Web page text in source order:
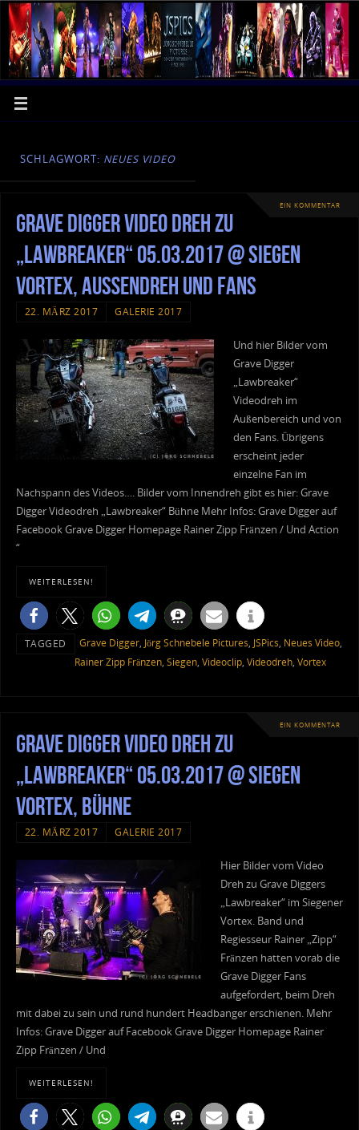
SCHLAGWORT: NEUES VIDEO
EIN KOMMENTAR
Grave Digger Video Dreh zu
„Lawbreaker“ 05.03.2017 @ Siegen
Vortex, Außendreh und Fans
22. MÄRZ 2017 GALERIE 2017
Und hier Bilder vom
Grave Digger
„Lawbreaker“
Videodreh im
Außenbereich und von
den Fans. Übrigens
erscheint jeder
einzelne Fan im
Nachspann des Videos…. Bilder vom Innendreh gibt es hier: Grave
Digger Videodreh „Lawbreaker“ Bühne Mehr Infos: Grave Digger auf
Facebook Grave Digger Homepage Rainer Zipp Fränzen / Und Action
“
WEITERLESEN!
TAGGED Grave Digger, Jörg Schnebele Pictures, JSPics, Neues Video,
Rainer Zipp Fränzen, Siegen, Videoclip, Videodreh, Vortex
EIN KOMMENTAR
Grave Digger Video Dreh zu
„Lawbreaker“ 05.03.2017 @ Siegen
Vortex, Bühne
22. MÄRZ 2017 GALERIE 2017
Hier Bilder vom Video
Dreh zu Grave Diggers
„Lawbreaker“ im Siegener
Vortex. Band und
Regiesseur Rainer „Zipp“
Fränzen hatten vorab die
Grave Digger Fans
aufgefordert, beim Dreh
mit dabei zu sein und rund hundert Headbanger erschienen. Mehr
Infos: Grave Digger auf Facebook Grave Digger Homepage Rainer
Zipp Fränzen / Und
WEITERLESEN!